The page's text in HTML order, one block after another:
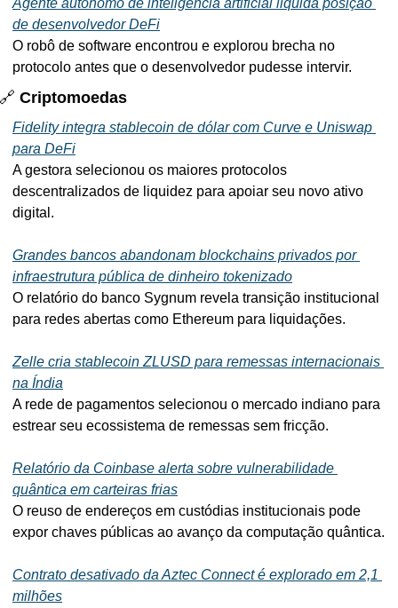
de desenvolvedor DeFi
O robô de software encontrou e explorou brecha no
protocolo antes que o desenvolvedor pudesse intervir.
🔗 Criptomoedas
Fidelity integra stablecoin de dólar com Curve e Uniswap
para DeFi
A gestora selecionou os maiores protocolos
descentralizados de liquidez para apoiar seu novo ativo
digital.
Grandes bancos abandonam blockchains privados por
infraestrutura pública de dinheiro tokenizado
O relatório do banco Sygnum revela transição institucional
para redes abertas como Ethereum para liquidações.
Zelle cria stablecoin ZLUSD para remessas internacionais
na Índia
A rede de pagamentos selecionou o mercado indiano para
estrear seu ecossistema de remessas sem fricção.
Relatório da Coinbase alerta sobre vulnerabilidade
quântica em carteiras frias
O reuso de endereços em custódias institucionais pode
expor chaves públicas ao avanço da computação quântica.
Contrato desativado da Aztec Connect é explorado em 2,1
milhões